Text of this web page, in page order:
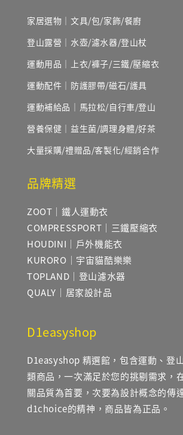
家居選物｜文具/包/家飾/餐廚
登山露營｜水壺/濾水器/登山杖
運動用品｜上衣/褲子/三鐵/壓縮衣
運動配件｜防護膠帶/磁石/護具
運動補給品｜馬拉松/自行車/登山
營養保健｜益生菌/調理身體/好茶
大量採購/禮贈品/客製化/經銷合作
品牌精選
ZOOT｜鐵人運動衣
COMPRESSPORT｜三鐵壓縮衣
HOUDINI｜戶外機能衣
KURORO｜宇宙貓酷樂樂
TOPLAND｜登山濾水器
QUALY｜居家設計品
D1easyshop
D1easyshop 精選館，包含運動、登
類商品，一次滿足於您的挑剔需求，
關品質為首要，次要為設計概念的傳
d1choice的精神，商品皆為正品。